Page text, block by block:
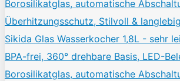
Sikida Glas Wasserkocher 1,8L - sehr
BPA-frei, 360° drehbare Basis, LED-
Borosilikatglas, automatische